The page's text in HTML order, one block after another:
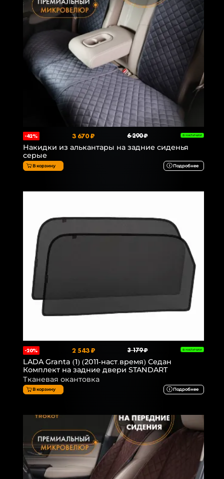
-42% 3 670 ₽ 6 290 ₽ В НАЛИЧИИ
Накидки из алькантары на задние сиденья
серые
В корзину Подробнее
-20% 2 543 ₽ 3 179 ₽ В НАЛИЧИИ
LADA Granta (1) (2011-наст.время) Седан
Комплект на задние двери STANDART
Тканевая окантовка
В корзину Подробнее